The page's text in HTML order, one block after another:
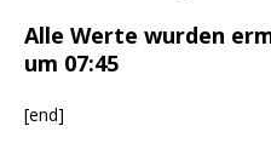
Alle Werte wurden
um 07:45
[end]